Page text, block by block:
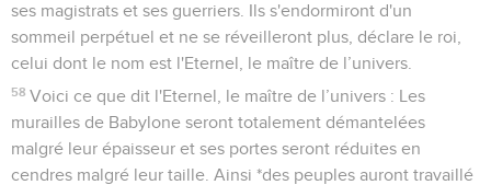
ses magistrats et ses guerriers. Ils s'endormiront d'un
sommeil perpétuel et ne se réveilleront plus, déclare le roi,
celui dont le nom est l'Eternel, le maître de l’univers.
58 Voici ce que dit l'Eternel, le maître de l’univers : Les
murailles de Babylone seront totalement démantelées
malgré leur épaisseur et ses portes seront réduites en
cendres malgré leur taille. Ainsi *des peuples auront travaillé